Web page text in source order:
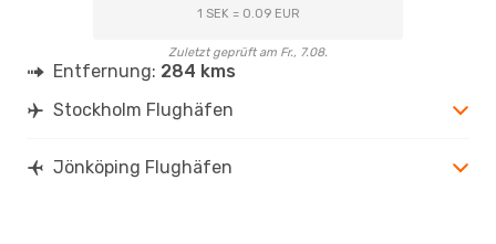
1 SEK = 0.09 EUR
Zuletzt geprüft am Fr., 7.08.
Entfernung: 284 kms
Stockholm Flughäfen
Jönköping Flughäfen